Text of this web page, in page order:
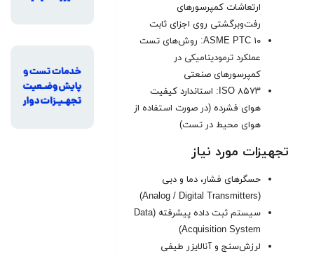
ارتعاشات کمپرسورهای
رفت‌وبرگشتی روی اجزای ثابت
ASME PTC ۱۰: روش‌های تست
عملکرد ترمودینامیکی در
کمپرسورهای صنعتی
ISO ۸۵۷۳: استاندارد کیفیت
هوای فشرده (در صورت استفاده از
هوای محیط در تست)
تجهیزات مورد نیاز
حسگرهای فشار، دما و دبی
(Analog / Digital Transmitters)
سیستم ثبت داده پیشرفته (Data
Acquisition System)
لرزش‌سنج و آنالایزر طیفی